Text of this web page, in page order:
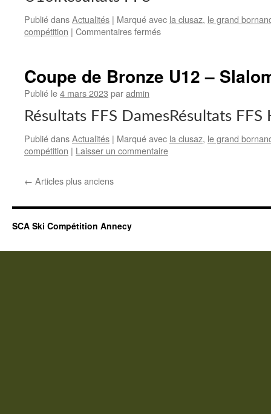
Publié dansActualités | Marqué avec la clusaz, le grand
compétition | Commentaires ferméssur
Coupe de Bronze U12 –
Publié le4 mars 2023 paradmin
Résultats FFS DamesRésultats FFS
Publié dansActualités | Marqué avec la clusaz, le grand
compétition | Laisser un commentaire
← Articles plus anciens
SCA Ski Compétition Annecy